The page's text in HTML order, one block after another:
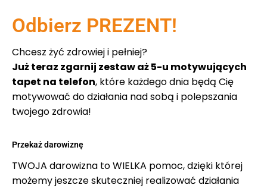
Odbierz PREZENT!
Chcesz żyć zdrowiej i pełniej?
Już teraz zgarnij zestaw aż 5-u motywujących
tapet na telefon, które każdego dnia będą Cię
motywować do działania nad sobą i polepszania
twojego zdrowia!
Przekaż darowiznę
TWOJA darowizna to WIELKA pomoc, dzięki której
możemy jeszcze skuteczniej realizować działania